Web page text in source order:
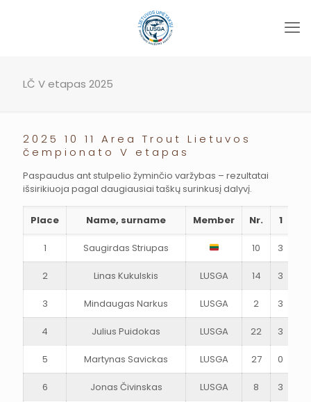
LČ V etapas 2025
2025 10 11 Area Trout Lietuvos
čempionato V etapas
Paspaudus ant stulpelio žyminčio varžybas – rezultatai
išsirikiuoja pagal daugiausiai taškų surinkusį dalyvį.
Place Name, surname Member Nr. 1
1 Saugirdas Striupas 10 3
2 Linas Kukulskis LUSGA 14 3
3 Mindaugas Narkus LUSGA 2 3
4 Julius Puidokas LUSGA 22 3
5 Martynas Savickas LUSGA 27 0
6 Jonas Čivinskas LUSGA 8 3